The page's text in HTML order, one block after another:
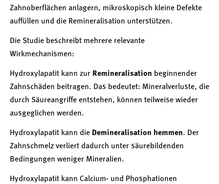
Zahnoberflächen anlagern, mikroskopisch kleine Defekte
auffüllen und die Remineralisation unterstützen.
Die Studie beschreibt mehrere relevante
Wirkmechanismen:
Hydroxylapatit kann zur Remineralisation beginnender
Zahnschäden beitragen. Das bedeutet: Mineralverluste, die
durch Säureangriffe entstehen, können teilweise wieder
ausgeglichen werden.
Hydroxylapatit kann die Demineralisation hemmen. Der
Zahnschmelz verliert dadurch unter säurebildenden
Bedingungen weniger Mineralien.
Hydroxylapatit kann Calcium- und Phosphationen